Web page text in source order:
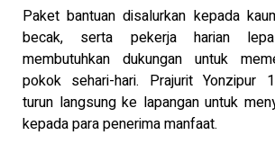
Paket bantuan disalurkan kepada
becak, serta pekerja harian
membutuhkan dukungan untuk
pokok sehari-hari. Prajurit Yonzipur
turun langsung ke lapangan untuk
kepada para penerima manfaat.